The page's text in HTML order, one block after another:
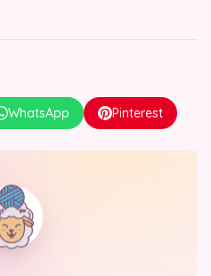
WhatsApp Pinterest